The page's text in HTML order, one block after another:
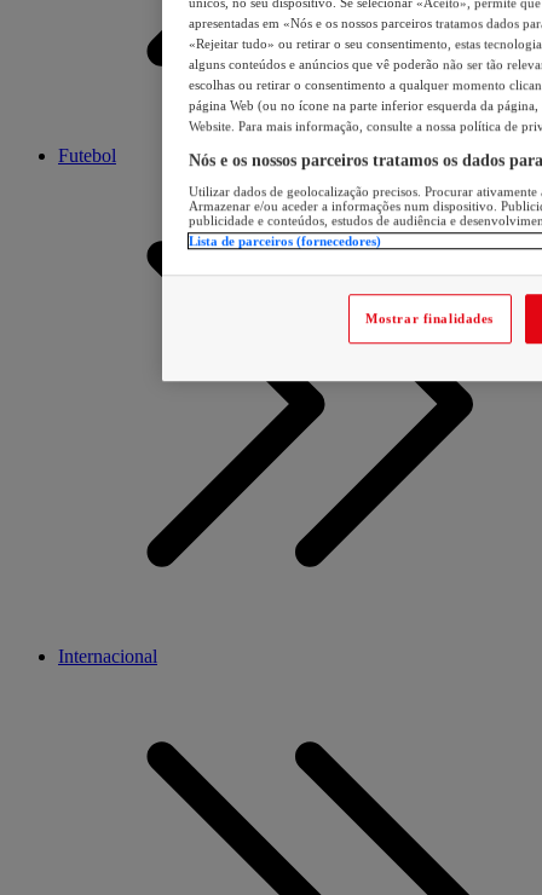
Futebol
Internacional
únicos, no seu dispositivo. Se selecionar «Aceito», permite
apresentadas em «Nós e os nossos parceiros tratamos dados
«Rejeitar tudo» ou retirar o seu consentimento, estas
alguns conteúdos e anúncios que vê poderão não ser tão
escolhas ou retirar o consentimento a qualquer momento
página Web (ou no ícone na parte inferior esquerda da página,
Website. Para mais informação, consulte a nossa política de
Nós e os nossos parceiros tratamos os dados
Utilizar dados de geolocalização precisos. Procurar
Armazenar e/ou aceder a informações num dispositivo.
publicidade e conteúdos, estudos de audiência e
Lista de parceiros (fornecedores)
Mostrar finalidades